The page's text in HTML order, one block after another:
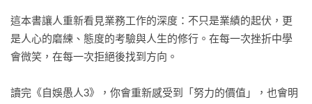
這本書讓人重新看見業務工作的深度：不只是業績的起伏，更
是人心的磨練、態度的考驗與人生的修行。在每一次挫折中學
會微笑，在每一次拒絕後找到方向。
讀完《自娛愚人3》，你會重新感受到「努力的價值」，也會明